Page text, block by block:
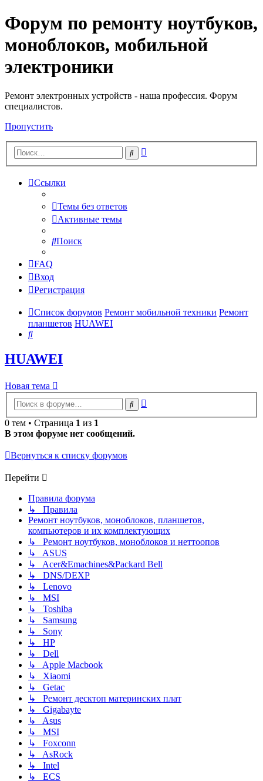
Регистрация
Форум по ремонту ноутбуков,
моноблоков, мобильной
электроники
Ремонт электронных устройств - наша профессия. Форум
специалистов.
Пропустить
Поиск
Ссылки
Темы без ответов
Активные темы
Поиск
FAQ
Вход
Регистрация
Список форумов Ремонт мобильной техники Ремонт
планшетов HUAWEI
Поиск
HUAWEI
Новая
тема
Новая тема
Поиск
0 тем • Страница 1 из 1
В этом форуме нет сообщений.
Вернуться к списку форумов
Перейти
Правила форума
↳ Правила
Ремонт ноутбуков, моноблоков, планшетов,
компьютеров и их комплектующих
↳ Ремонт ноутбуков, моноблоков и неттоопов
↳ ASUS
↳ Acer&Emachines&Packard Bell
↳ DNS/DEXP
↳ Lenovo
↳ MSI
↳ Toshiba
↳ Samsung
↳ Sony
↳ HP
↳ Dell
↳ Apple Macbook
↳ Xiaomi
↳ Getac
↳ Ремонт десктоп материнских плат
↳ Gigabayte
↳ Asus
↳ MSI
↳ Foxconn
↳ AsRock
↳ Intel
↳ ECS